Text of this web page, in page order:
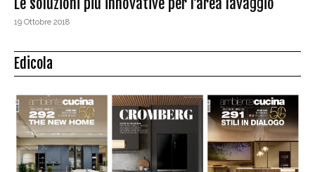
Le soluzioni più innovative per l’area lavaggio
19 Ottobre 2018
Edicola